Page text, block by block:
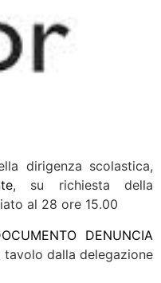
dirigenza scolastica,
, su richiesta della
al 28 ore 15.00
DENUNCIA
tavolo dalla delegazione